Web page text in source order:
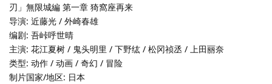
刃」無限城編 第一章 猗窩座再来
导演: 近藤光 / 外崎春雄
编剧: 吾峠呼世晴
主演: 花江夏树 / 鬼头明里 / 下野纮 / 松冈祯丞 / 上田丽奈
类型: 动作 / 动画 / 奇幻 / 冒险
制片国家/地区: 日本